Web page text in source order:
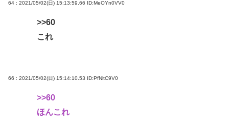
64 : 2021/05/02(日) 15:13:59.66 ID:MeOYn0VV0
>>60
これ
66 : 2021/05/02(日) 15:14:10.53 ID:PfNltC9V0
>>60
ほんこれ